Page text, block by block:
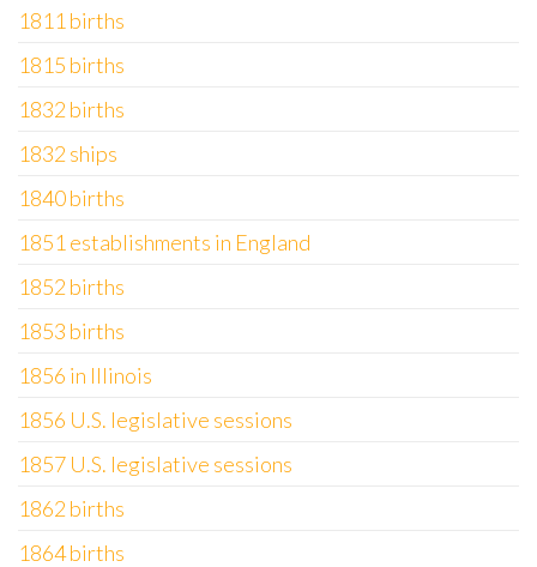
1811 births
1815 births
1832 births
1832 ships
1840 births
1851 establishments in England
1852 births
1853 births
1856 in Illinois
1856 U.S. legislative sessions
1857 U.S. legislative sessions
1862 births
1864 births